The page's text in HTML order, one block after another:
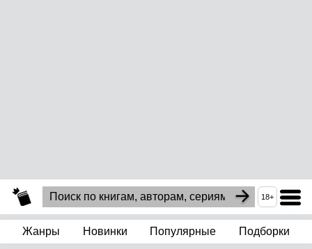
18+
Жанры Новинки Популярные Подборки